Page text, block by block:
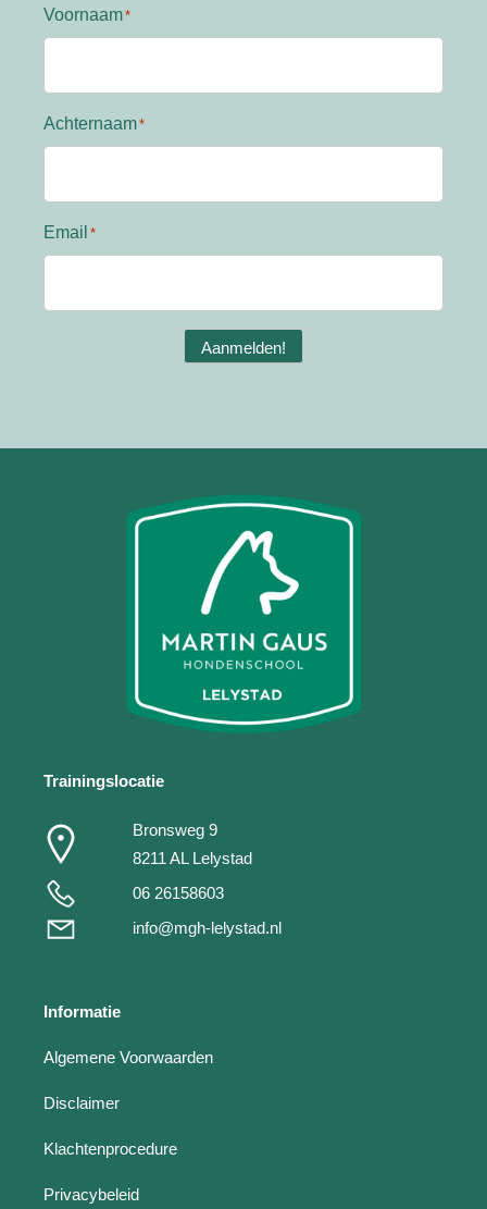
Voornaam
Achternaam
Email
Aanmelden!
Trainingslocatie
Bronsweg 9
8211 AL Lelystad
06 26158603
info@mgh-lelystad.nl
Informatie
Algemene Voorwaarden
Disclaimer
Klachtenprocedure
Privacybeleid